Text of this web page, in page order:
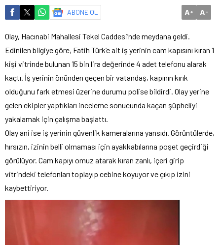
ABONE OL A+ A-
Olay, Hacınabi Mahallesi Tekel Caddesi’nde meydana geldi.
Edinilen bilgiye göre, Fatih Türk’e ait iş yerinin cam kapısını kıran 1
kişi vitrinde bulunan 15 bin lira değerinde 4 adet telefonu alarak
kaçtı. İş yerinin önünden geçen bir vatandaş, kapının kırık
olduğunu fark etmesi üzerine durumu polise bildirdi. Olay yerine
gelen ekipler yaptıkları inceleme sonucunda kaçan şüpheliyi
yakalamak için çalışma başlattı.
Olay ani ise iş yerinin güvenlik kameralarına yansıdı. Görüntülerde,
hırsızın, izinin belli olmaması için ayakkabılarına poşet geçirdiği
görülüyor. Cam kapıyı omuz atarak kıran zanlı, içeri girip
vitrindeki telefonları toplayıp cebine koyuyor ve çıkıp izini
kaybettiriyor.